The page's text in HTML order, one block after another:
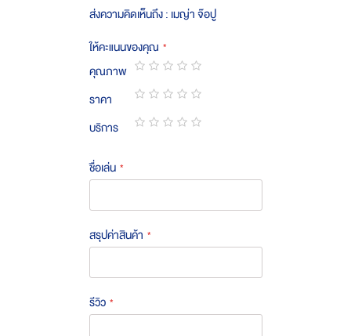
ส่งความคิดเห็นถึง : เมญ่า จ๊อปู
ให้คะแนนของคุณ
คุณภาพ
1
star
2
stars
3
stars
4
stars
5
stars
ราคา
1
star
2
stars
3
stars
4
stars
5
stars
บริการ
ชื่อเล่น
สรุปค่าสินค้า
รีวิว